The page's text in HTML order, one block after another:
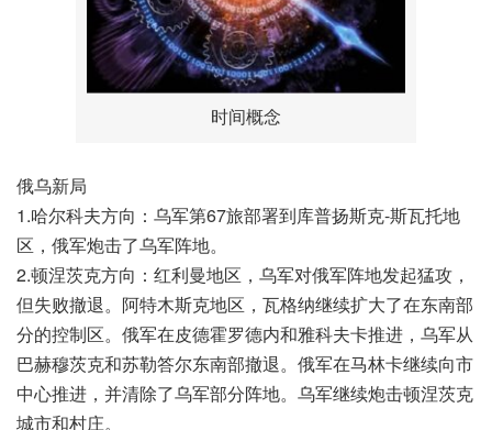
时间概念
俄乌新局
1.哈尔科夫方向：乌军第67旅部署到库普扬斯克-斯瓦托地
区，俄军炮击了乌军阵地。
2.顿涅茨克方向：红利曼地区，乌军对俄军阵地发起猛攻，
但失败撤退。阿特木斯克地区，瓦格纳继续扩大了在东南部
分的控制区。俄军在皮德霍罗德内和雅科夫卡推进，乌军从
巴赫穆茨克和苏勒答尔东南部撤退。俄军在马林卡继续向市
中心推进，并清除了乌军部分阵地。乌军继续炮击顿涅茨克
城市和村庄。